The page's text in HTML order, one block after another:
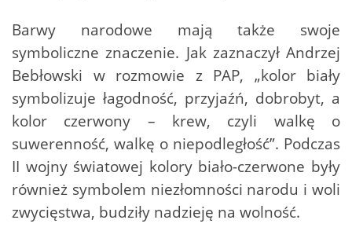
Barwy narodowe mają także swoje
symboliczne znaczenie. Jak zaznaczył Andrzej
Bebłowski w rozmowie z PAP, „kolor biały
symbolizuje łagodność, przyjaźń, dobrobyt, a
kolor czerwony – krew, czyli walkę o
suwerenność, walkę o niepodległość”. Podczas
II wojny światowej kolory biało-czerwone były
również symbolem niezłomności narodu i woli
zwycięstwa, budziły nadzieję na wolność.